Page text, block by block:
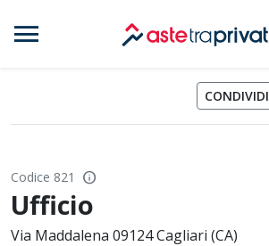
menu
CONDIVIDI
Codice 821 info
Ufficio
Via Maddalena 09124 Cagliari (CA)